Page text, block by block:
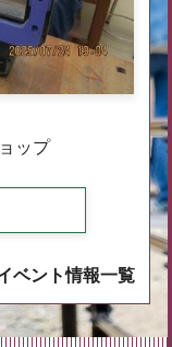
ップ
ベント情報一覧